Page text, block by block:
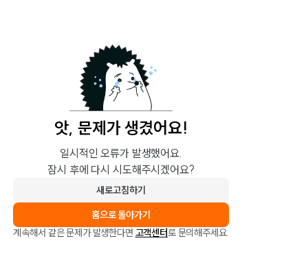
앗, 문제가 생겼어요!
일시적인 오류가 발생했어요.
잠시 후에 다시 시도해주시겠어요?
새로고침하기
홈으로 돌아가기
계속해서 같은 문제가 발생한다면 고객센터로 문의해주세요.